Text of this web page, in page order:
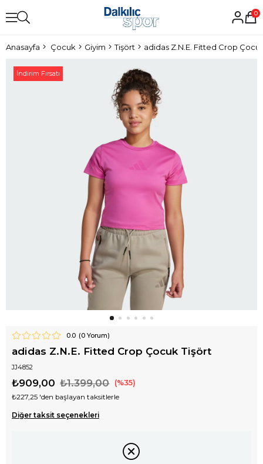
0
Anasayfa Çocuk Giyim Tişört adidas Z.N.E. Fitted Crop
İndirim Fırsatı
0.0 (0Yorum)
adidas Z.N.E. Fitted Crop Çocuk Tişört
JJ4852
₺1.399,00
₺909,00 35
₺227,25 'den başlayan taksitlerle
Diğer taksit seçenekleri